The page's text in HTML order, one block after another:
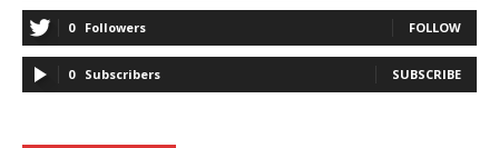
0 Followers FOLLOW
0 Subscribers SUBSCRIBE